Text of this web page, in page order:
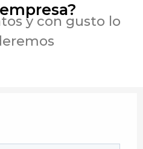
y con gusto lo